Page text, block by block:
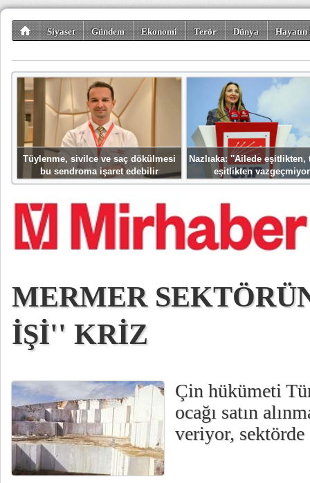
Siyaset Gündem Ekonomi Terör Dünya
Tüylenme, sivilce ve saç dökülmesi
bu sendroma işaret edebilir
Nazlıaka: ''Ailede eşitlikten,
eşitlikten
MERMER
İŞİ'' KRİZ
Çin hükümeti
ocağı satın
veriyor,